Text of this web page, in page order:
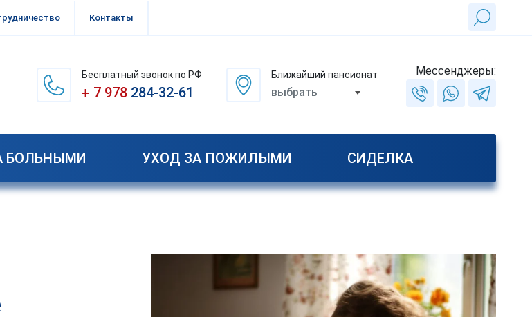
Контакты
Бесплатный звонок по РФ
+ 7 978284-32-61
Ближайший пансионат
выбрать
Мессенджеры:
БОЛЬНЫМИ УХОД ЗА ПОЖИЛЫМИ СИДЕЛКА